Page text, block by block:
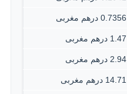
0.7356 درهم مغربى
1.47 درهم مغربى
2.94 درهم مغربى
14.71 درهم مغربى